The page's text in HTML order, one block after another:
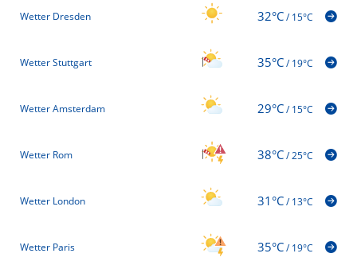
Wetter Dresden 32°C/15°C
Wetter Stuttgart 35°C/19°C
Wetter Amsterdam 29°C/15°C
Wetter Rom 38°C/25°C
Wetter London 31°C/13°C
Wetter Paris 35°C/19°C